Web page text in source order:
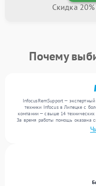
Скидка
Почему
InfocusRemSupport —
техники Infocus в Липецке с
компании — свыше 14 технических
За время работы помощь оказана
12 000 ремонтов. Ежемесячно в
включая , , . Мы выполняем